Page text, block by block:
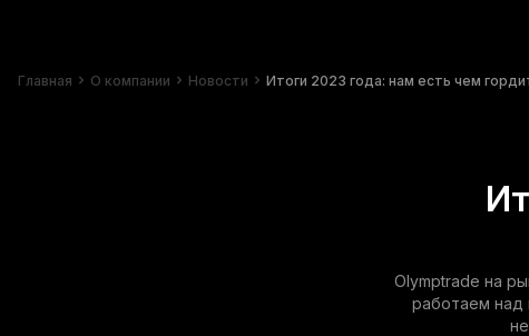
Главная О компании Новости Итоги 2023 года: нам есть чем
Olymptrade на
работаем над